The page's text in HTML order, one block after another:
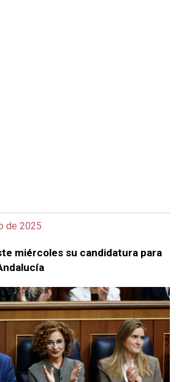
de 2025
miércoles su candidatura para